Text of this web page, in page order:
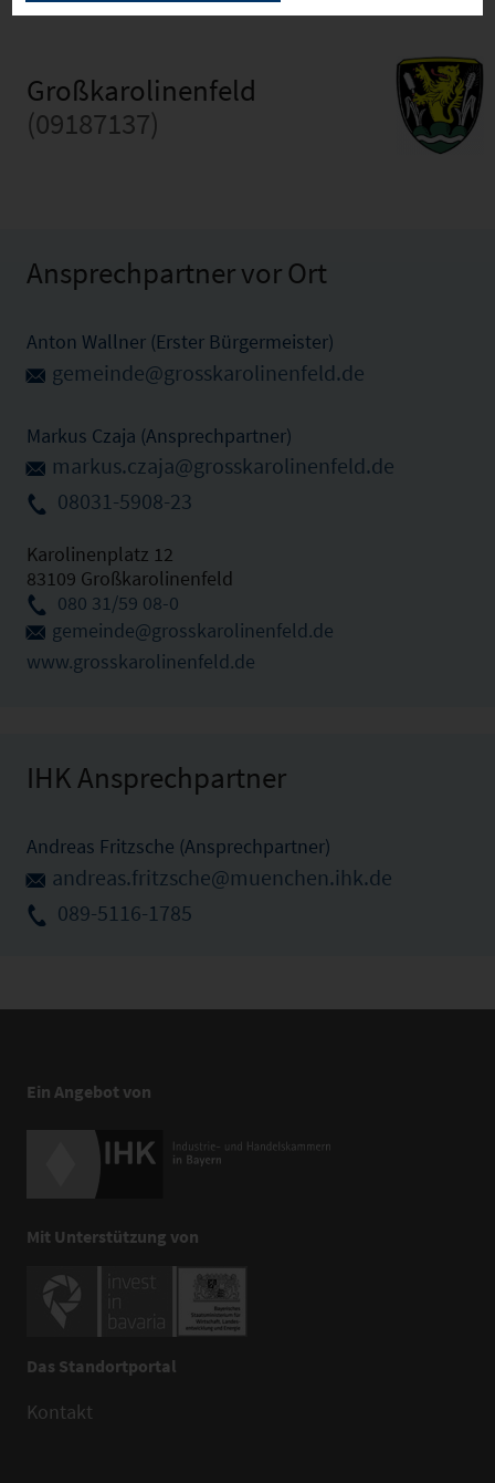
Großkarolinenfeld
(09187137)
Ansprechpartner vor Ort
Anton Wallner (Erster Bürgermeister)
gemeinde@grosskarolinenfeld.de
Markus Czaja (Ansprechpartner)
markus.czaja@grosskarolinenfeld.de
08031-5908-23
Karolinenplatz 12
83109 Großkarolinenfeld
080 31/59 08-0
gemeinde@grosskarolinenfeld.de
www.grosskarolinenfeld.de
IHK Ansprechpartner
Andreas Fritzsche (Ansprechpartner)
andreas.fritzsche@muenchen.ihk.de
089-5116-1785
Ein Angebot von
Mit Unterstützung von
Das Standortportal
Kontakt